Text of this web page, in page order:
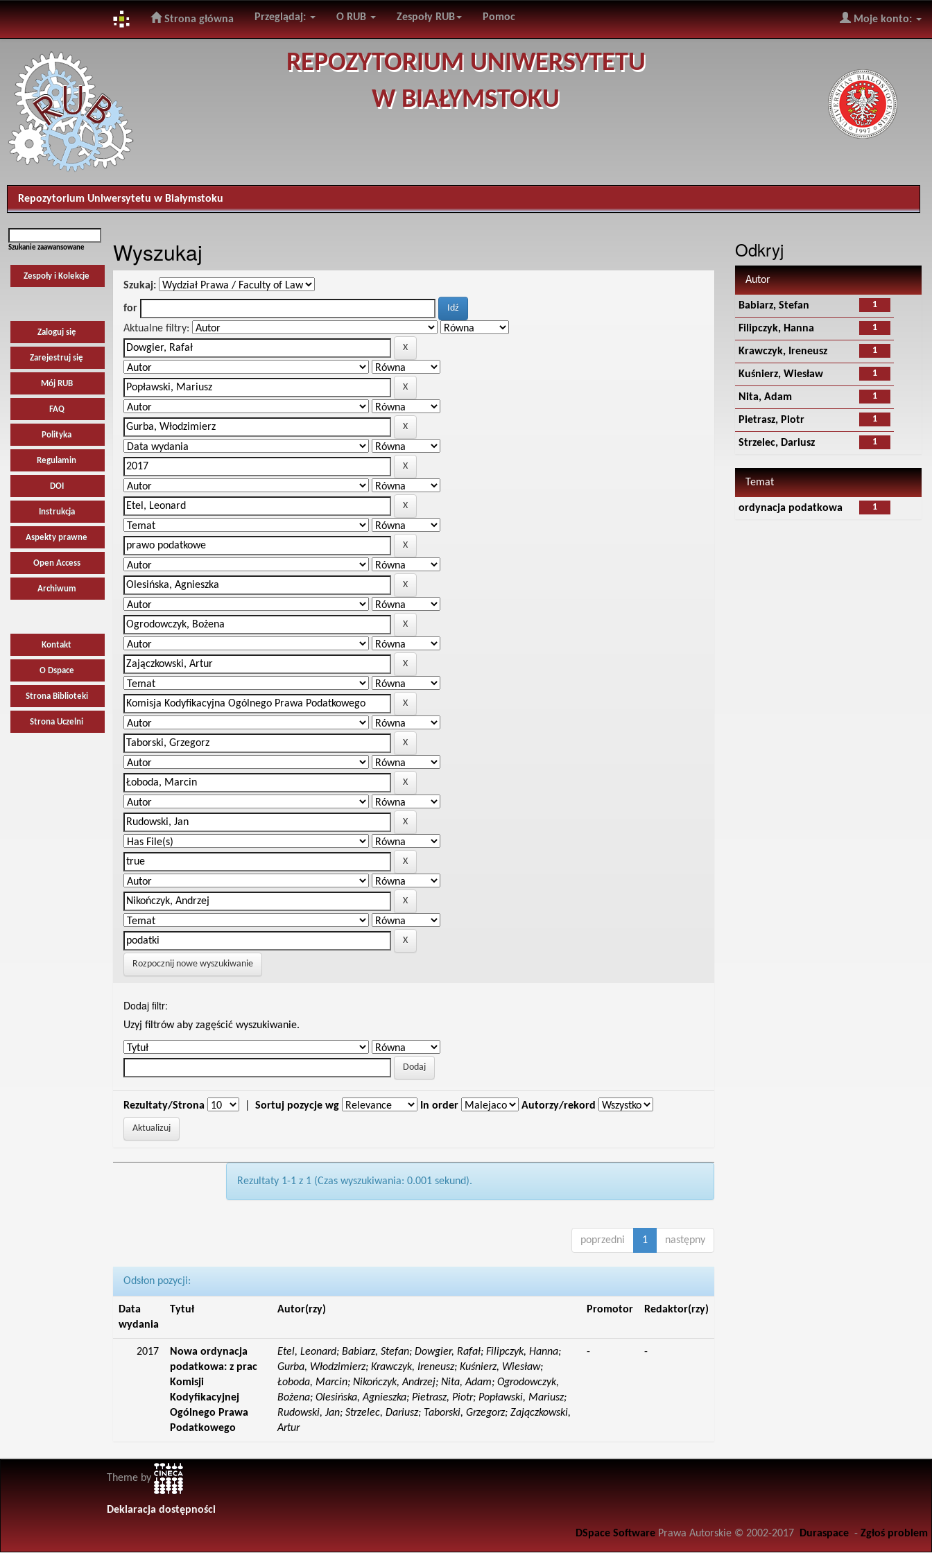
navigation
Strona główna Przeglądaj: O RUB Zespoły RUB Pomoc Moje konto:
REPOZYTORIUM UNIWERSYTETU
W BIAŁYMSTOKU
Repozytorium Uniwersytetu w Białymstoku
Szukanie zaawansowane
Zespoły i Kolekcje
Zaloguj się
Zarejestruj się
Mój RUB
FAQ
Polityka
Regulamin
DOI
Instrukcja
Aspekty prawne
Open Access
Archiwum
Kontakt
O Dspace
Strona Biblioteki
Strona Uczelni
Wyszukaj
Szukaj:
for
Aktualne filtry:
Rozpocznij nowe wyszukiwanie
Dodaj filtr:
Uzyj filtrów aby zagęścić wyszukiwanie.
Rezultaty/Strona Sortuj pozycje wg In order Autorzy/rekord
Rezultaty 1-1 z 1 (Czas wyszukiwania: 0.001 sekund).
poprzedni 1 następny
Odsłon pozycji:
Data
wydania
Tytuł Autor(rzy) Promotor Redaktor(rzy)
2017
Nowa ordynacja
podatkowa: z prac
Komisji
Kodyfikacyjnej
Ogólnego Prawa
Podatkowego
Etel, Leonard; Babiarz, Stefan; Dowgier, Rafał; Filipczyk, Hanna;
Gurba, Włodzimierz; Krawczyk, Ireneusz; Kuśnierz, Wiesław;
Łoboda, Marcin; Nikończyk, Andrzej; Nita, Adam; Ogrodowczyk,
Bożena; Olesińska, Agnieszka; Pietrasz, Piotr; Popławski, Mariusz;
Rudowski, Jan; Strzelec, Dariusz; Taborski, Grzegorz; Zajączkowski,
Artur
- -
Odkryj
Autor
1
Babiarz, Stefan
1
Filipczyk, Hanna
1
Krawczyk, Ireneusz
1
Kuśnierz, Wiesław
1
Nita, Adam
1
Pietrasz, Piotr
1
Strzelec, Dariusz
Temat
1
ordynacja podatkowa
Theme by
Deklaracja dostępności
DSpace Software Prawa Autorskie © 2002-2017 Duraspace - Zgłoś problem